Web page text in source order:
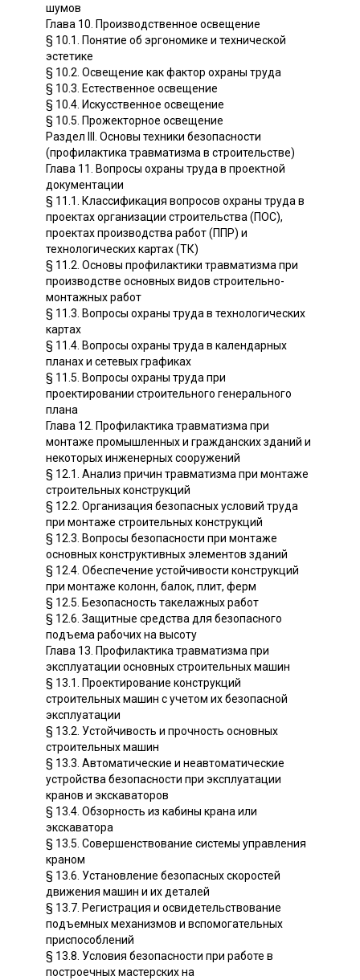
шумов
Глава 10. Производственное освещение
§ 10.1. Понятие об эргономике и технической
эстетике
§ 10.2. Освещение как фактор охраны труда
§ 10.3. Естественное освещение
§ 10.4. Искусственное освещение
§ 10.5. Прожекторное освещение
Раздел III. Основы техники безопасности
(профилактика травматизма в строительстве)
Глава 11. Вопросы охраны труда в проектной
документации
§ 11.1. Классификация вопросов охраны труда в
проектах организации строительства (ПОС),
проектах производства работ (ППР) и
технологических картах (ТК)
§ 11.2. Основы профилактики травматизма при
производстве основных видов строительно-
монтажных работ
§ 11.3. Вопросы охраны труда в технологических
картах
§ 11.4. Вопросы охраны труда в календарных
планах и сетевых графиках
§ 11.5. Вопросы охраны труда при
проектировании строительного генерального
плана
Глава 12. Профилактика травматизма при
монтаже промышленных и гражданских зданий и
некоторых инженерных сооружений
§ 12.1. Анализ причин травматизма при монтаже
строительных конструкций
§ 12.2. Организация безопасных условий труда
при монтаже строительных конструкций
§ 12.3. Вопросы безопасности при монтаже
основных конструктивных элементов зданий
§ 12.4. Обеспечение устойчивости конструкций
при монтаже колонн, балок, плит, ферм
§ 12.5. Безопасность такелажных работ
§ 12.6. Защитные средства для безопасного
подъема рабочих на высоту
Глава 13. Профилактика травматизма при
эксплуатации основных строительных машин
§ 13.1. Проектирование конструкций
строительных машин с учетом их безопасной
эксплуатации
§ 13.2. Устойчивость и прочность основных
строительных машин
§ 13.3. Автоматические и неавтоматические
устройства безопасности при эксплуатации
кранов и экскаваторов
§ 13.4. Обзорность из кабины крана или
экскаватора
§ 13.5. Совершенствование системы управления
краном
§ 13.6. Установление безопасных скоростей
движения машин и их деталей
§ 13.7. Регистрация и освидетельствование
подъемных механизмов и вспомогательных
приспособлений
§ 13.8. Условия безопасности при работе в
построечных мастерских на